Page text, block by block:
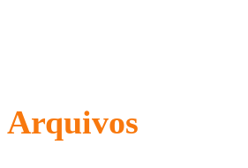
Arquivos